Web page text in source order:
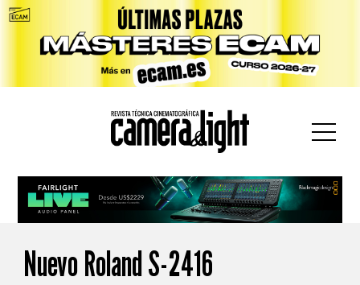
Nuevo Roland S-2416